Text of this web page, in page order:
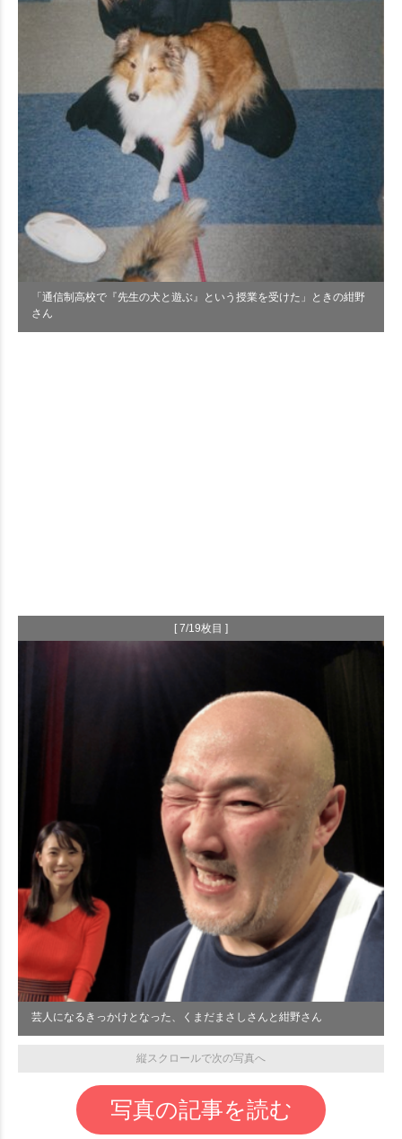
「通信制高校で『先生の犬と遊ぶ』という授業を受けた」ときの紺野
さん
[ 7/19枚目 ]
芸人になるきっかけとなった、くまだまさしさんと紺野さん
縦スクロールで次の写真へ
写真の記事を読む